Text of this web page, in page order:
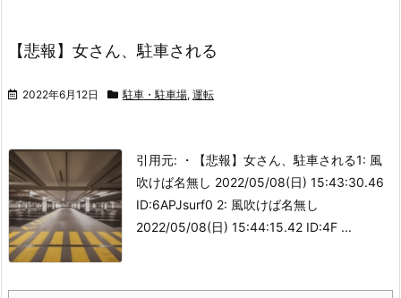
【悲報】女さん、駐車される
2022年6月12日 駐車・駐車場, 運転
引用元: ・【悲報】女さん、駐車される1: 風
吹けば名無し 2022/05/08(日) 15:43:30.46
ID:6APJsurf0 2: 風吹けば名無し
2022/05/08(日) 15:44:15.42 ID:4F ...